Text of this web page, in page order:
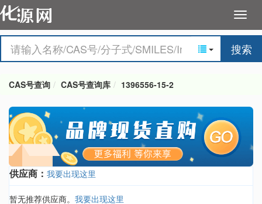
搜索
CAS号查询 CAS号查询库 1396556-15-2
供应商： 我要出现这里
暂无推荐供应商。 我要出现这里